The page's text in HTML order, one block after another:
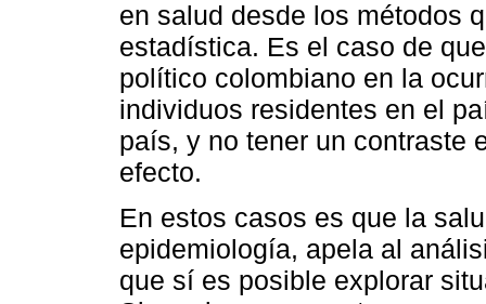
en salud desde los métodos
estadística. Es el caso de
político colombiano en la
individuos residentes en el
país, y no tener un contraste
efecto.
En estos casos es que la
epidemiología, apela al
que sí es posible explorar